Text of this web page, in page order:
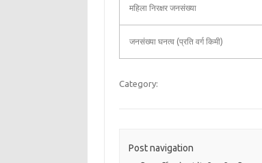
महिला निरक्षर जनसंख्या
जनसंख्या घनत्व (प्रति वर्ग किमी)
Category:
Post navigation